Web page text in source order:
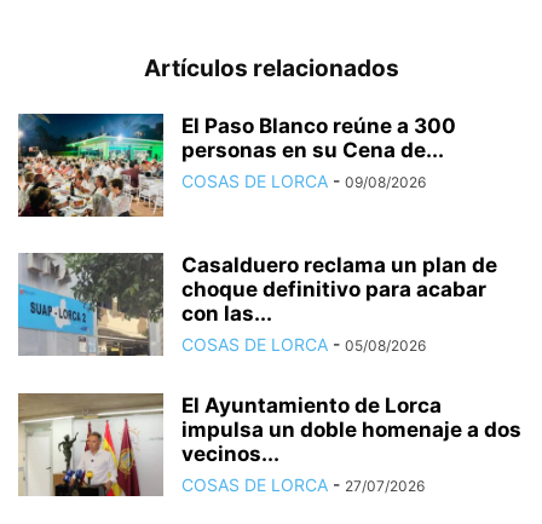
Artículos relacionados
El Paso Blanco reúne a 300
personas en su Cena de...
COSAS DE LORCA - 09/08/2026
Casalduero reclama un plan de
choque definitivo para acabar
con las...
COSAS DE LORCA - 05/08/2026
El Ayuntamiento de Lorca
impulsa un doble homenaje a dos
vecinos...
COSAS DE LORCA - 27/07/2026